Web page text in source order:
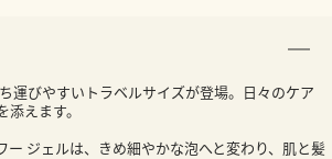
運びやすいトラベルサイズが登場。日々のケア
えます。
ー ジェルは、きめ細やかな泡へと変わり、肌と髪